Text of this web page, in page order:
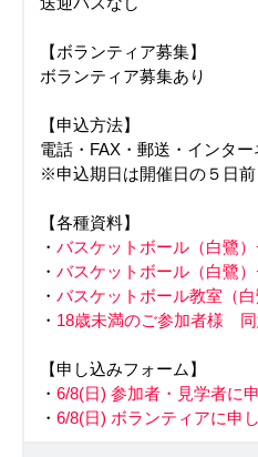
【ボランティア募集】
ボランティア募集あり
【申込方法】
電話・FAX・郵送・インター
※申込期日は開催日の５日
【各種資料】
・ バスケットボール（白鷺
・ バスケットボール（白鷺
・ バスケットボール教室（
・ 18歳未満のご参加者様 同
【申し込みフォーム】
・ 6/8(日) 参加者・見学者に
・ 6/8(日) ボランティアに申